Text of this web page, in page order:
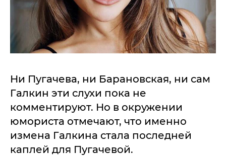
Ни Пугачева, ни Барановская, ни сам
Галкин эти слухи пока не
комментируют. Но в окружении
юмориста отмечают, что именно
измена Галкина стала последней
каплей для Пугачевой.